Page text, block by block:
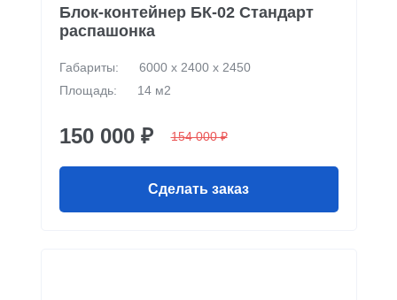
Блок-контейнер БК-02 Стандарт
распашонка
Габариты:
6000 х 2400 х 2450
Площадь:
14 м2
150 000 ₽ 154 000 ₽
Сделать заказ